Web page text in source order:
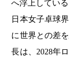
へ浮上している
日本女子卓球
に世界との差
長は、2028年